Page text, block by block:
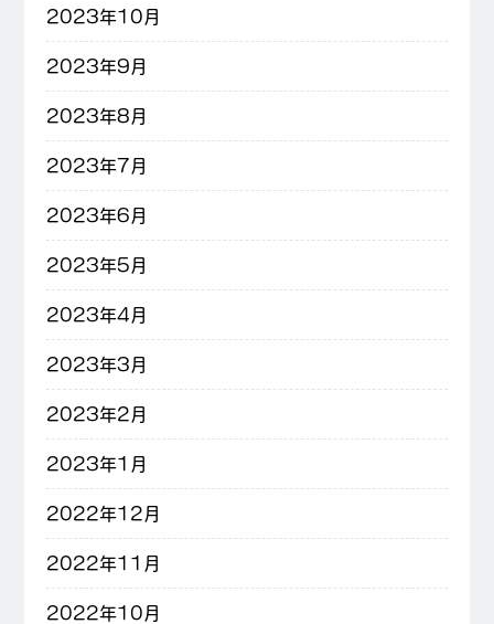
2023年10月
2023年9月
2023年8月
2023年7月
2023年6月
2023年5月
2023年4月
2023年3月
2023年2月
2023年1月
2022年12月
2022年11月
2022年10月